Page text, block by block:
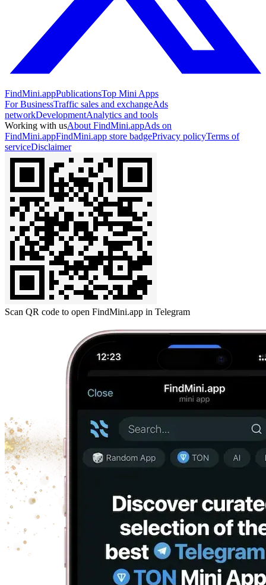
FindMini.appPublicationsTop Mini Apps
For BusinessTraffic sales and exchangeAds
networkDevelopmentAnalytics and tools
Working with usAbout FindMini.appAds on
FindMini.appFindMini.app store badgePrivacy policyTerms of
serviceDisclaimer
Scan QR code to open FindMini.app in Telegram